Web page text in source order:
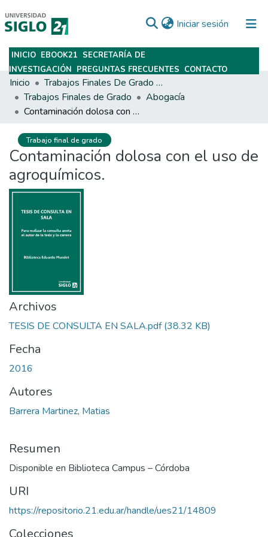
Iniciar sesión (current)
Subir
INICIO EBOOK21 SECRETARÍA DE
INVESTIGACIÓN PREGUNTAS FRECUENTES CONTACTO
Inicio
Trabajos Finales De Grado Y Posgrado
Trabajos Finales de Grado
Abogacía
Contaminación dolosa con el uso de agroquímicos.
Trabajo final de grado
Contaminación dolosa con el uso de
agroquímicos.
Archivos
TESIS DE CONSULTA EN SALA.pdf(38.32 KB)
Fecha
2016
Autores
Barrera Martinez, Matias
Resumen
Disponible en Biblioteca Campus – Córdoba
URI
https://repositorio.21.edu.ar/handle/ues21/14809